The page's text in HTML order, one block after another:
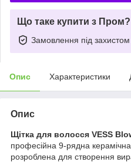
Що таке купити з Пром?
Замовлення під захистом
Опис Характеристики
Опис
Щітка для волосся VESS
професійна 9-рядна керамічна
розроблена для створення